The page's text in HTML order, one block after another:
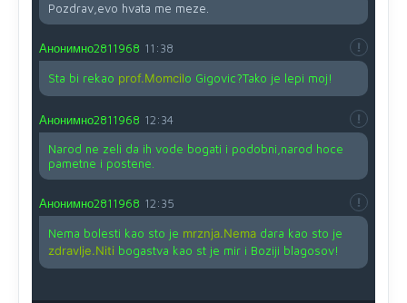
Pozdrav,evo hvata me meze.
Анонимно2811968 11:38
Sta bi rekao prof.Momcilo Gigovic?Tako je lepi moj!
Анонимно2811968 12:34
Narod ne zeli da ih vode bogati i podobni,narod hoce
pametne i postene.
Анонимно2811968 12:35
Nema bolesti kao sto je mrznja.Nemadara kao sto je
zdravlje.Niti bogastva kao st je mir i Boziji blagosov!